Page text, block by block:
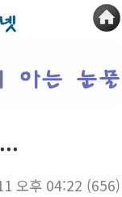
오후 04:22 (656)